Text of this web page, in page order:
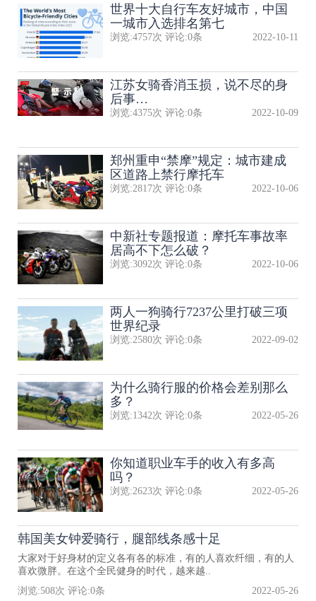
世界十大自行车友好城市，中国
一城市入选排名第七
浏览:4757次 评论:0条 2022-10-11
江苏女骑香消玉损，说不尽的身
后事…
浏览:4375次 评论:0条 2022-10-09
郑州重申“禁摩”规定：城市建成
区道路上禁行摩托车
浏览:2817次 评论:0条 2022-10-06
中新社专题报道：摩托车事故率
居高不下怎么破？
浏览:3092次 评论:0条 2022-10-06
两人一狗骑行7237公里打破三项
世界纪录
浏览:2580次 评论:0条 2022-09-02
为什么骑行服的价格会差别那么
多？
浏览:1342次 评论:0条 2022-05-26
你知道职业车手的收入有多高
吗？
浏览:2623次 评论:0条 2022-05-26
韩国美女钟爱骑行，腿部线条感十足
大家对于好身材的定义各有各的标准，有的人喜欢纤细，有的人
喜欢微胖。在这个全民健身的时代，越来越..
浏览:508次 评论:0条 2022-05-26